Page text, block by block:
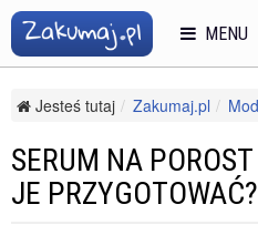
Jesteś tutaj Zakumaj.pl
Serum na porost włosów – jak
SERUM NA
JE PRZYGOTOWAĆ?
MENU